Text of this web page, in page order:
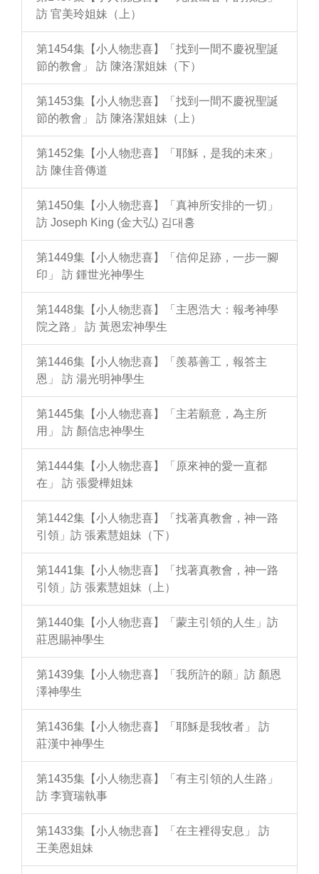
訪 官美玲姐妹（上）
第1454集【小人物悲喜】「找到一間不慶祝聖誕
節的教會」 訪 陳洛潔姐妹（下）
第1453集【小人物悲喜】「找到一間不慶祝聖誕
節的教會」 訪 陳洛潔姐妹（上）
第1452集【小人物悲喜】「耶穌，是我的未來」
訪 陳佳音傳道
第1450集【小人物悲喜】「真神所安排的一切」
訪 Joseph King (金大弘) 김대홍
第1449集【小人物悲喜】「信仰足跡，一步一腳
印」 訪 鍾世光神學生
第1448集【小人物悲喜】「主恩浩大：報考神學
院之路」 訪 黃恩宏神學生
第1446集【小人物悲喜】「羨慕善工，報答主
恩」 訪 湯光明神學生
第1445集【小人物悲喜】「主若願意，為主所
用」 訪 顏信忠神學生
第1444集【小人物悲喜】「原來神的愛一直都
在」 訪 張愛樺姐妹
第1442集【小人物悲喜】「找著真教會，神一路
引領」訪 張素慧姐妹（下）
第1441集【小人物悲喜】「找著真教會，神一路
引領」訪 張素慧姐妹（上）
第1440集【小人物悲喜】「蒙主引領的人生」訪
莊恩賜神學生
第1439集【小人物悲喜】「我所許的願」訪 顏恩
澤神學生
第1436集【小人物悲喜】「耶穌是我牧者」 訪
莊漢中神學生
第1435集【小人物悲喜】「有主引領的人生路」
訪 李寶瑞執事
第1433集【小人物悲喜】「在主裡得安息」 訪
王美恩姐妹